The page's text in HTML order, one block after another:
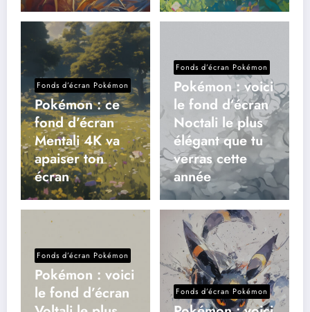
Fonds d’écran Pokémon
Pokémon : ce
fond d’écran
Mentali 4K va
apaiser ton
écran
Fonds d’écran Pokémon
Pokémon : voici
le fond d’écran
Noctali le plus
élégant que tu
verras cette
année
Fonds d’écran Pokémon
Pokémon : voici
le fond d’écran
Fonds d’écran Pokémon